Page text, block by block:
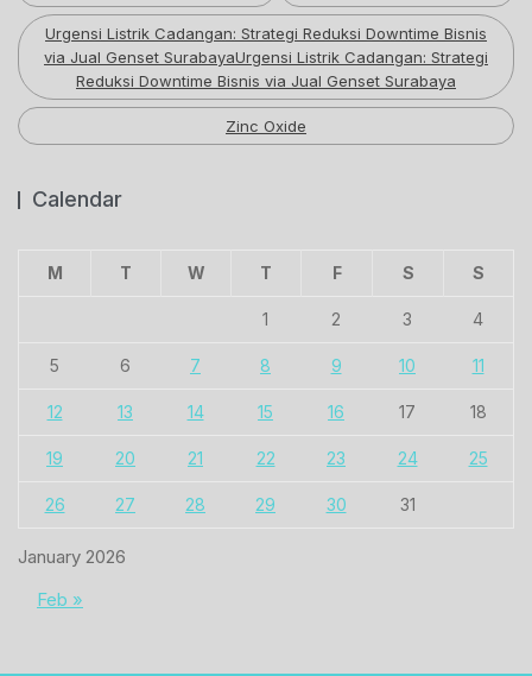
Urgensi Listrik Cadangan: Strategi Reduksi Downtime Bisnis
via Jual Genset SurabayaUrgensi Listrik Cadangan: Strategi
Reduksi Downtime Bisnis via Jual Genset Surabaya
Zinc Oxide
Calendar
January 2026
M T W T F S S
1 2 3 4
5 6 7 8 9 10 11
12 13 14 15 16 17 18
19 20 21 22 23 24 25
26 27 28 29 30 31
Feb »